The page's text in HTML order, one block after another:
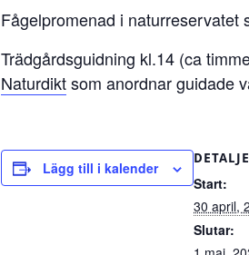
Fågelpromenad i naturreservatet
Trädgårdsguidning kl.14 (ca
Naturdiktsom anordnar guidade
Lägg till i kalender
Start:
30 april,
Slutar: